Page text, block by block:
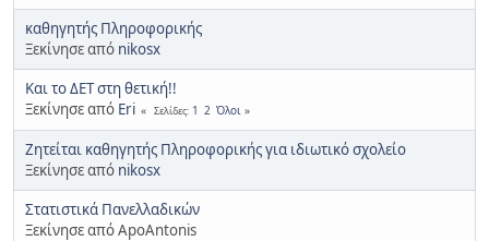
καθηγητής Πληροφορικής
Ξεκίνησε από nikosx
Και το ΔΕΤ στη θετική!!
Ξεκίνησε από Eri Σελίδες 1 2 Όλοι
Ζητείται καθηγητής Πληροφορικής για ιδιωτικό σχολείο
Ξεκίνησε από nikosx
Στατιστικά Πανελλαδικών
Ξεκίνησε από ApoAntonis